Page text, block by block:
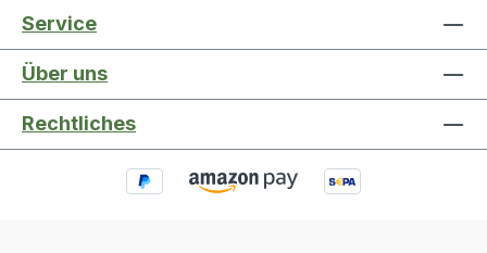
Service
Über uns
Rechtliches